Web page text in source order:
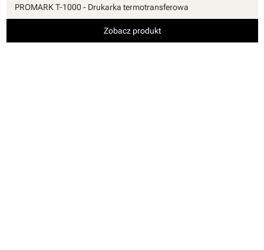
PROMARK T-1000 - Drukarka termotransferowa
Zobacz produkt